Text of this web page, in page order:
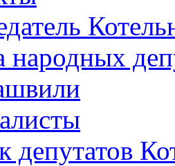
народных
депутатов